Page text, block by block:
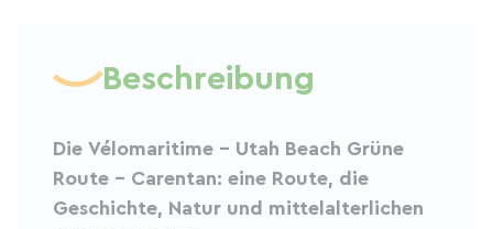
Beschreibung
Die Vélomaritime – Utah Beach Grüne
Route – Carentan: eine Route, die
Geschichte, Natur und mittelalterlichen